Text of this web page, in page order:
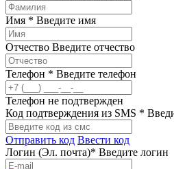
Имя * Введите имя
Отчество Введите отчество
Телефон * Введите телефон
Телефон не подтвержден
Код подтверждения из SMS *
Отправить код Ввести код
Логин (Эл. почта)* Введите логин